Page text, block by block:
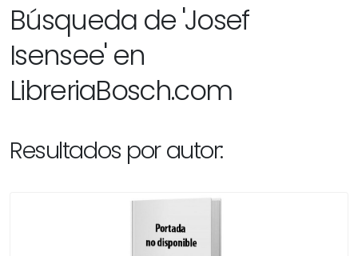
Búsqueda de 'Josef
Isensee' en
LibreriaBosch.com
Resultados por autor: